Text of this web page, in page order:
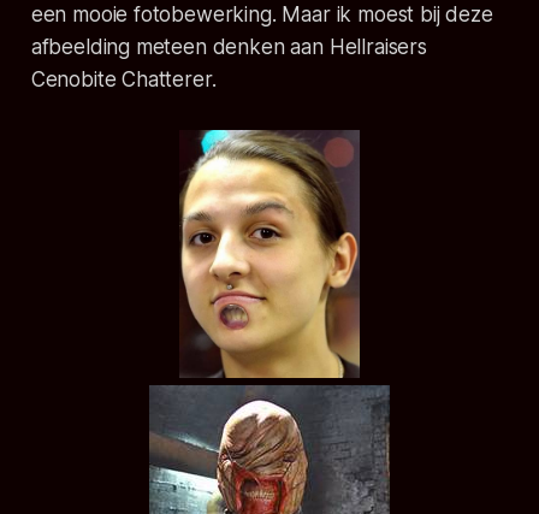
een mooie fotobewerking. Maar ik moest bij deze
afbeelding meteen denken aan Hellraisers
Cenobite Chatterer.